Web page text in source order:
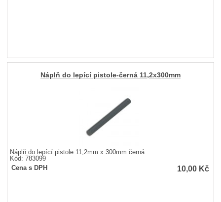
Náplň do lepící pistole-černá 11,2x300mm
Náplň do lepící pistole 11,2mm x 300mm černá
Kód: 783099
Cena s DPH
10,00 Kč